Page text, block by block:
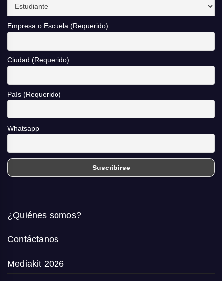
Empresa o Escuela (Requerido)
Ciudad (Requerido)
País (Requerido)
Whatsapp
¿Quiénes somos?
Contáctanos
Mediakit 2026